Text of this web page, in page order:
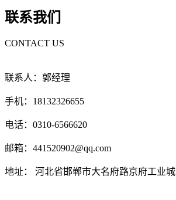
联系我们
CONTACT US
联系人：郭经理
手机：18132326655
电话：0310-6566620
邮箱：441520902@qq.com
地址： 河北省邯郸市大名府路京府工业城